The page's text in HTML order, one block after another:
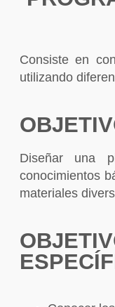
Consiste en
utilizando
Diseñar una
conocimientos
materiales